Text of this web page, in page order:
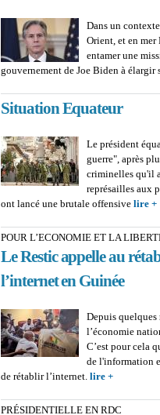
Dans un
Orient, et en
entamer une
gouvernement de Joe Biden à
Situation Equateur
Le président
guerre", après
criminelles qu'il
représailles aux
ont lancé une brutale offensive lire +
POUR L’ECONOMIE ET LA
Le Restic appelle au
l’internet en Guinée
Depuis quelques
l’économie
C’est pour cela
de l'information
de rétablir l’internet. lire +
PRÉSIDENTIELLE EN RDC